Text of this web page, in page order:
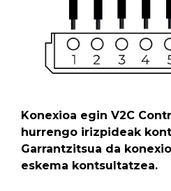
Konexioa egin V2C
hurrengo irizpideak
Garrantzitsua da
eskema kontsultatzea.